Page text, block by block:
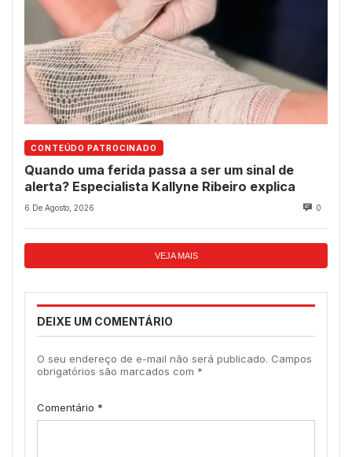
CONTEÚDO PATROCINADO
Quando uma ferida passa a ser um sinal de
alerta? Especialista Kallyne Ribeiro explica
6 De Agosto, 2026 0
VEJA MAIS
DEIXE UM COMENTÁRIO
O seu endereço de e-mail não será publicado. Campos
obrigatórios são marcados com *
Comentário *